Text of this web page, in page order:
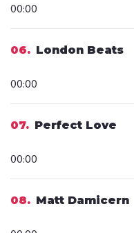
plików
dźwiękowych
00:00
06 London Beats
plików
dźwiękowych
00:00
07 Perfect Love
plików
dźwiękowych
00:00
08 Matt Damicern